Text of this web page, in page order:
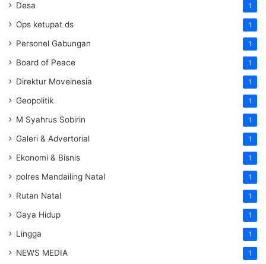
Desa 1
Ops ketupat ds 1
Personel Gabungan 1
Board of Peace 1
Direktur Moveinesia 1
Geopolitik 1
M Syahrus Sobirin 1
Galeri & Advertorial 1
Ekonomi & Bisnis 1
polres Mandailing Natal 1
Rutan Natal 1
Gaya Hidup 1
Lingga 1
NEWS MEDIA 1